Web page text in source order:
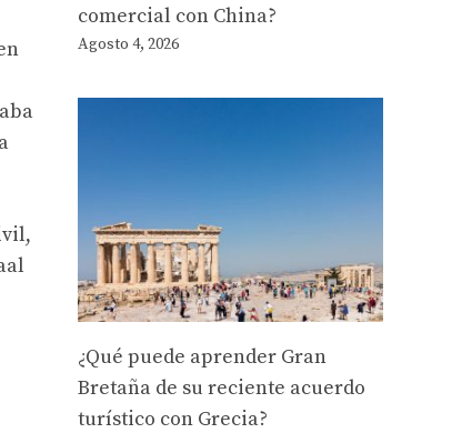
comercial con China?
Agosto 4, 2026
¿Qué puede aprender Gran
Bretaña de su reciente acuerdo
turístico con Grecia?